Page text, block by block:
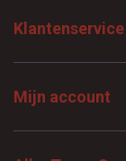
Klantenservice
Mijn account